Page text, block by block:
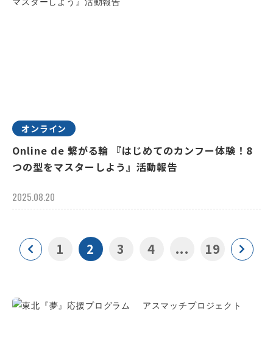
オンライン
Online de 繋がる輪 『はじめてのカンフー体験！8
つの型をマスターしよう』活動報告
2025.08.20
1 2 3 4 ... 19